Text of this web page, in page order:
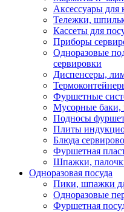
Аксессуары для
Тележки,
Кассеты для
Приборы
Одноразовые
сервировки
Диспенсеры,
Фуршетные
Мусорные баки,
Подносы
Плиты
Блюда
Фуршетная
Шпажки,
Одноразовая посуда
Пики, шпажки
Одноразовые
Фуршетная